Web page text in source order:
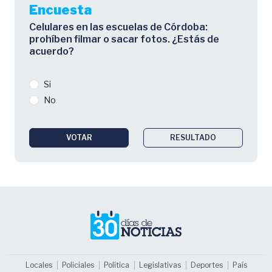
Encuesta
Celulares en las escuelas de Córdoba:
prohíben filmar o sacar fotos. ¿Estás de
acuerdo?
Si
No
VOTAR RESULTADO
Locales Policiales Política Legislativas Deportes País